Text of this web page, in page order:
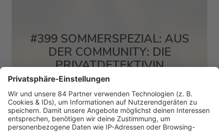
#399 SOMMERSPEZIAL: AUS
DER COMMUNITY: DIE
PRIVATDETEKTIVIN
MEHR LESEN